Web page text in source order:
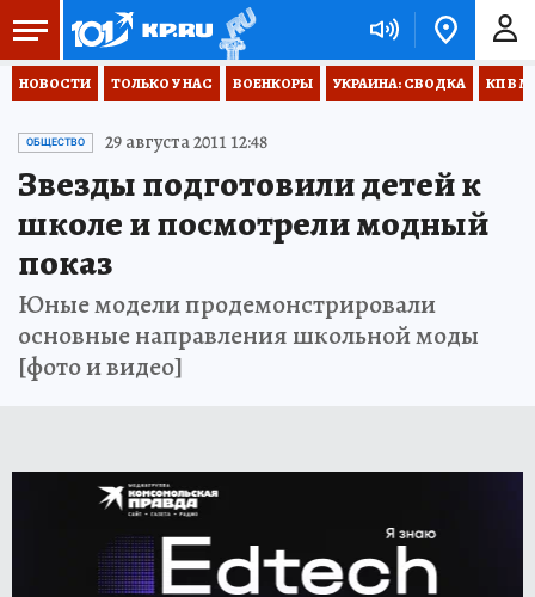
НОВОСТИ ТОЛЬКО У НАС ВОЕНКОРЫ УКРАИНА: СВОДКА КП В
ОБЩЕСТВО 29 августа 2011 12:48
Звезды подготовили детей к
школе и посмотрели модный
показ
Юные модели продемонстрировали
основные направления школьной моды
[фото и видео]